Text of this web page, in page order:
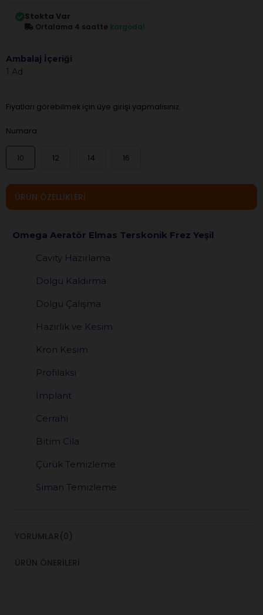
Stokta Var
Ortalama 4 saatte kargoda!
Ambalaj İçeriği
1 Ad
Fiyatları görebilmek için üye girişi yapmalısınız.
Numara
10 12 14 16
ÜRÜN ÖZELLIKLERI
Omega Aeratör Elmas Terskonik Frez Yeşil
Cavity Hazırlama
Dolgu Kaldırma
Dolgu Çalışma
Hazırlık ve Kesim
Kron Kesim
Profilaksi
İmplant
Cerrahi
Bitim Cila
Çürük Temizleme
Siman Temizleme
YORUMLAR (0)
ÜRÜN ÖNERILERI